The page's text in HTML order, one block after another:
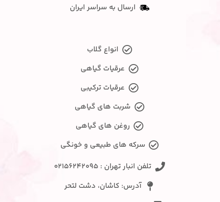
ارسال به سراسر ایران
انواع گلاب
عرقیات گیاهی
عرقیات ترکیبی
شربت های گیاهی
روغن های گیاهی
سرکه های طبیعی و خونگی
تلفن انبار تهران : ۰۲۱۵۶۲۴۲۰۹۵
آدرس: کاشان، دشت لتحر